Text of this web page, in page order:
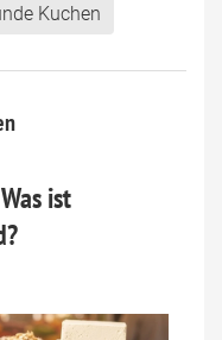
Kuchen
ist